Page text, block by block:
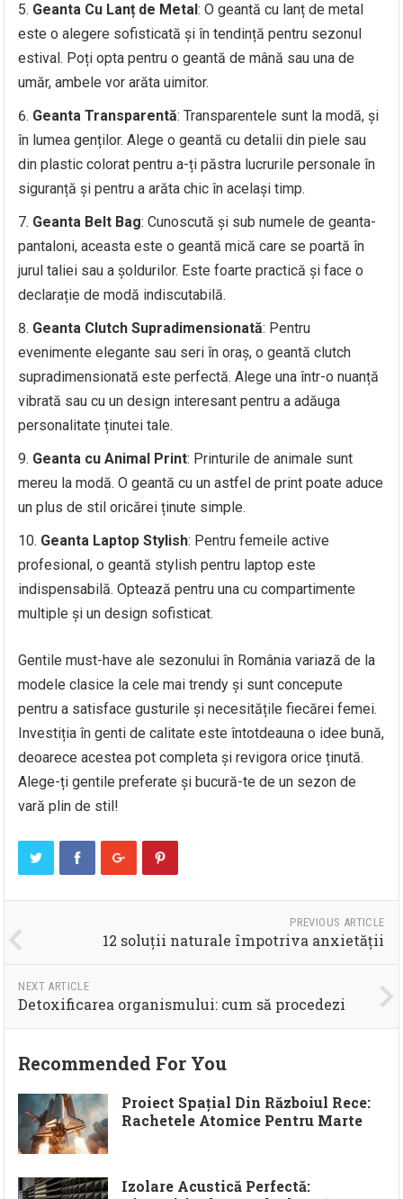
Geanta Cu Lanț de Metal: O geantă cu lanț de metal
este o alegere sofisticată și în tendință pentru sezonul
estival. Poți opta pentru o geantă de mână sau una de
umăr, ambele vor arăta uimitor.
Geanta Transparentă: Transparentele sunt la modă, și
în lumea genților. Alege o geantă cu detalii din piele sau
din plastic colorat pentru a-ți păstra lucrurile personale în
siguranță și pentru a arăta chic în același timp.
Geanta Belt Bag: Cunoscută și sub numele de geanta-
pantaloni, aceasta este o geantă mică care se poartă în
jurul taliei sau a șoldurilor. Este foarte practică și face o
declarație de modă indiscutabilă.
Geanta Clutch Supradimensionată: Pentru
evenimente elegante sau seri în oraș, o geantă clutch
supradimensionată este perfectă. Alege una într-o nuanță
vibrată sau cu un design interesant pentru a adăuga
personalitate ținutei tale.
Geanta cu Animal Print: Printurile de animale sunt
mereu la modă. O geantă cu un astfel de print poate aduce
un plus de stil oricărei ținute simple.
Geanta Laptop Stylish: Pentru femeile active
profesional, o geantă stylish pentru laptop este
indispensabilă. Optează pentru una cu compartimente
multiple și un design sofisticat.
Gentile must-have ale sezonului în România variază de la
modele clasice la cele mai trendy și sunt concepute
pentru a satisface gusturile și necesitățile fiecărei femei.
Investiția în genti de calitate este întotdeauna o idee bună,
deoarece acestea pot completa și revigora orice ținută.
Alege-ți gentile preferate și bucură-te de un sezon de
vară plin de stil!
PREVIOUS ARTICLE
12 soluții naturale împotriva anxietății
NEXT ARTICLE
Detoxificarea organismului: cum să procedezi
Recommended For You
Proiect Spațial Din Războiul Rece:
Rachetele Atomice Pentru Marte
Izolare Acustică Perfectă: